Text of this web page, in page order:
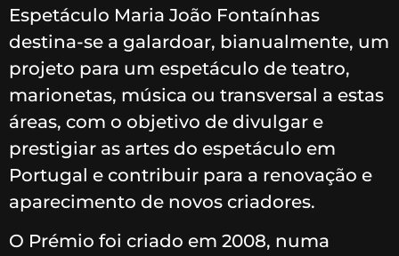
Espetáculo Maria João Fontaínhas
destina-se a galardoar, bianualmente, um
projeto para um espetáculo de teatro,
marionetas, música ou transversal a estas
áreas, com o objetivo de divulgar e
prestigiar as artes do espetáculo em
Portugal e contribuir para a renovação e
aparecimento de novos criadores.
O Prémio foi criado em 2008, numa